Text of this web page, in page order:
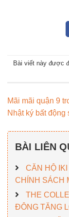
Bài viết này được
Mãi mãi quận 9
Nhật ký bất động
BÀI LIÊN
CĂN HỘ
CHÍNH SÁCH
THE
ĐÔNG TĂNG